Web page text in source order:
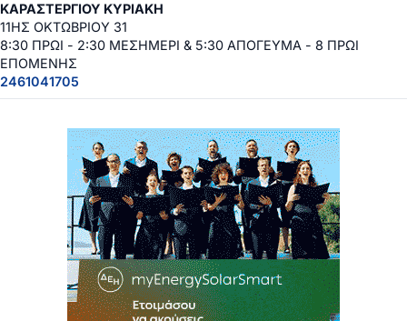
ΚΑΡΑΣΤΕΡΓΙΟΥ ΚΥΡΙΑΚΗ
11ΗΣ ΟΚΤΩΒΡΙΟΥ 31
8:30 ΠΡΩΙ - 2:30 ΜΕΣΗΜΕΡΙ & 5:30 ΑΠΟΓΕΥΜΑ - 8 ΠΡΩΙ
ΕΠΟΜΕΝΗΣ
2461041705